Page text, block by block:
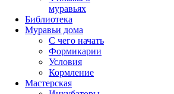
муравьях
Библиотека
Муравьи дома
С чего начать
Формикарии
Условия
Кормление
Мастерская